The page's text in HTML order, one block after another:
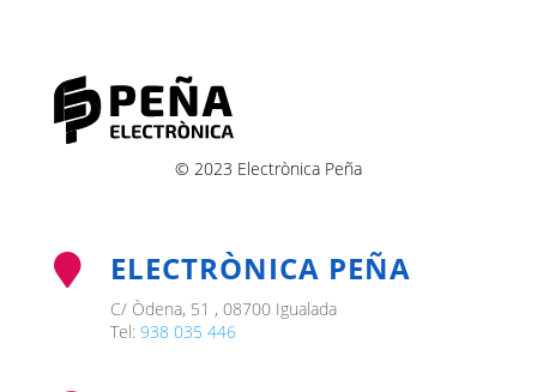
© 2023 Electrònica Peña
 ELECTRÒNICA PEÑA
C/ Òdena, 51 , 08700 Igualada
Tel: 938 035 446